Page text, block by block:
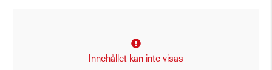
Innehållet kan inte visas